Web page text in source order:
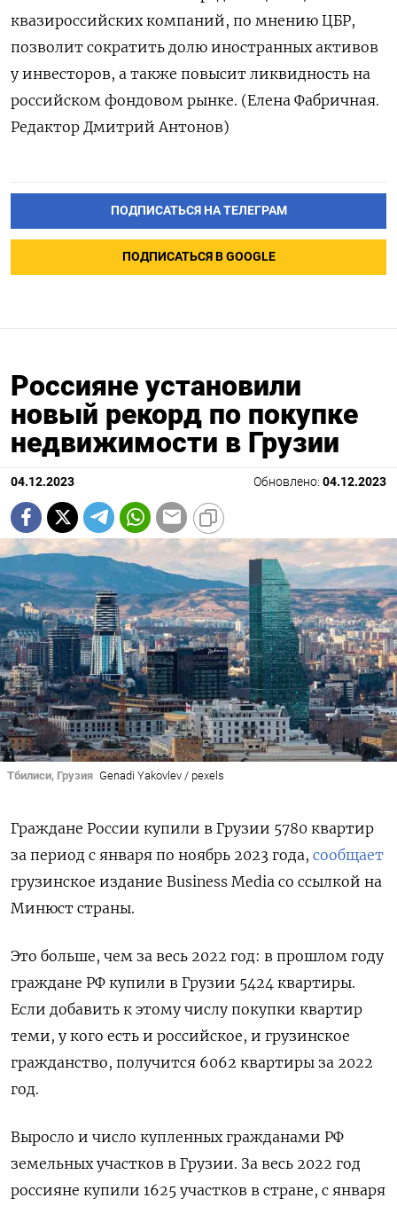
квазироссийских компаний, по мнению ЦБР,
позволит сократить долю иностранных активов
у инвесторов, а также повысит ликвидность на
российском фондовом рынке. (Елена Фабричная.
Редактор Дмитрий Антонов)
ПОДПИСАТЬСЯ НА ТЕЛЕГРАМ
ПОДПИСАТЬСЯ В GOOGLE
Россияне установили
новый рекорд по покупке
недвижимости в Грузии
04.12.2023 Обновлено: 04.12.2023
Тбилиси, Грузия Genadi Yakovlev / pexels
Граждане России купили в Грузии 5780 квартир
за период с января по ноябрь 2023 года, сообщает
грузинское издание Business Media со ссылкой на
Минюст страны.
Это больше, чем за весь 2022 год: в прошлом году
граждане РФ купили в Грузии 5424 квартиры.
Если добавить к этому числу покупки квартир
теми, у кого есть и российское, и грузинское
гражданство, получится 6062 квартиры за 2022
год.
Выросло и число купленных гражданами РФ
земельных участков в Грузии. За весь 2022 год
россияне купили 1625 участков в стране, с января